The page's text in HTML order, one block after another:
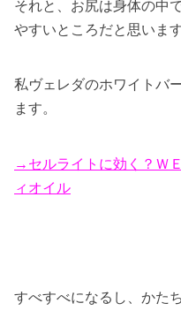
それと、お尻は身体の中
やすいところだと思います
私ヴェレダのホワイトバ
ます。
→セルライトに効く？Ｗ
ィオイル
すべすべになるし、かた